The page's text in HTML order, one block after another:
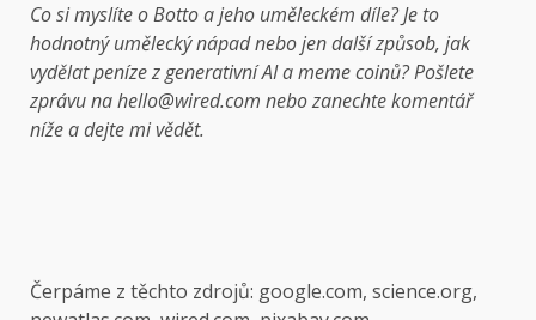
Co si myslíte o Botto a jeho uměleckém díle? Je to
hodnotný umělecký nápad nebo jen další způsob, jak
vydělat peníze z generativní AI a meme coinů? Pošlete
zprávu na hello@wired.com nebo zanechte komentář
níže a dejte mi vědět.
Čerpáme z těchto zdrojů: google.com, science.org,